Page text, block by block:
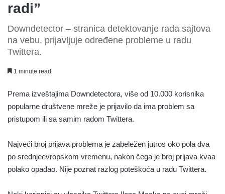
radi”
Downdetector – stranica detektovanje rada sajtova
na vebu, prijavljuje određene probleme u radu
Twittera.
1 minute read
Prema izveštajima Downdetectora, više od 10.000 korisnika
popularne društvene mreže je prijavilo da ima problem sa
pristupom ili sa samim radom Twittera.
Najveći broj prijava problema je zabeležen jutros oko pola dva
po srednjeevropskom vremenu, nakon čega je broj prijava kvaa
polako opadao. Nije poznat razlog poteškoća u radu Twittera.